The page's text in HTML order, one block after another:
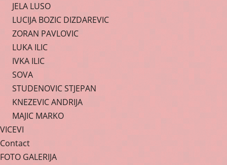
JELA LUSO
LUCIJA BOZIC DIZDAREVIC
ZORAN PAVLOVIC
LUKA ILIC
IVKA ILIC
SOVA
STUDENOVIC STJEPAN
KNEZEVIC ANDRIJA
MAJIC MARKO
VICEVI
Contact
FOTO GALERIJA